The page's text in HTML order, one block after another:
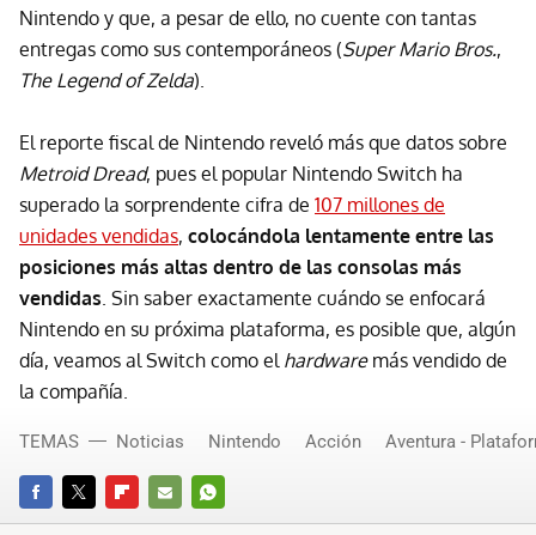
Nintendo y que, a pesar de ello, no cuente con tantas
entregas como sus contemporáneos (Super Mario Bros.,
The Legend of Zelda).
El reporte fiscal de Nintendo reveló más que datos sobre
Metroid Dread, pues el popular Nintendo Switch ha
superado la sorprendente cifra de 107 millones de
unidades vendidas, colocándola lentamente entre las
posiciones más altas dentro de las consolas más
vendidas . Sin saber exactamente cuándo se enfocará
Nintendo en su próxima plataforma, es posible que, algún
día, veamos al Switch como el hardwaremás vendido de
la compañía.
FACEBOOKTWITTERFLIPBOARD
E-
WHATSAPP
TEMAS Noticias Nintendo Acción Aventura -